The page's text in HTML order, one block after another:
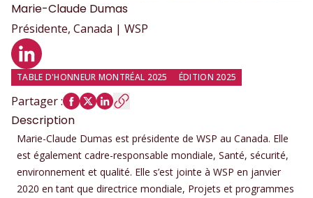
Marie-Claude Dumas
Présidente, Canada | WSP
Profil LinkedIn
TABLE D'HONNEUR MONTRÉAL 2025 ÉDITION 2025
Partager:
Description
Marie-Claude Dumas est présidente de WSP au Canada. Elle
est également cadre-responsable mondiale, Santé, sécurité,
environnement et qualité. Elle s’est jointe à WSP en janvier
2020 en tant que directrice mondiale, Projets et programmes